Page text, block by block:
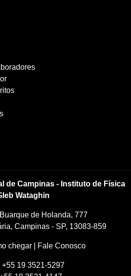
de Campinas - Instituto de Física
Wataghin
de Holanda, 777
Campinas - SP, 13083-859
chegar Fale Conosco
+55 19 3521-5297